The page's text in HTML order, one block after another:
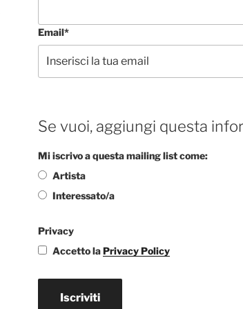
Email*
Se vuoi, aggiungi questa
Mi iscrivo a questa mailing list come:
Artista
Interessato/a
Privacy
Accetto laPrivacy Policy
Iscriviti